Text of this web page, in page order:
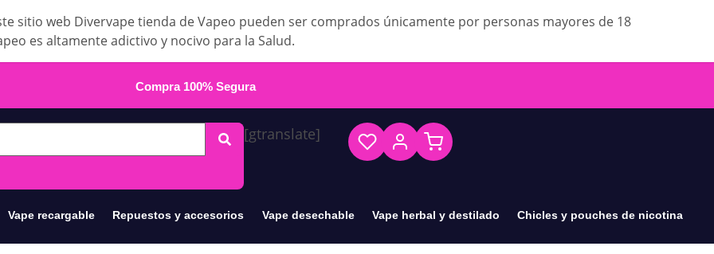
sitio web Divervape tienda de Vapeo pueden ser comprados únicamente por personas mayores de 18
es altamente adictivo y nocivo para la Salud.
Compra 100% Segura
[gtranslate]
Vape recargable Repuestos y accesorios Vape desechable Vape herbal y destilado Chicles y pouches de nicotina